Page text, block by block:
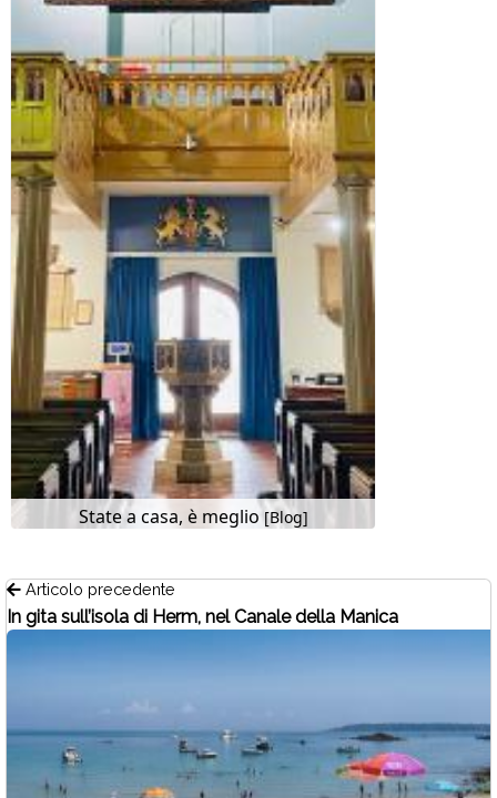
State a casa, è meglio [Blog]
Articolo precedente
In gita sull’isola di Herm, nel Canale della Manica